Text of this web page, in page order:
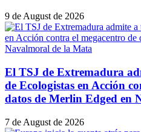
9 de August de 2026
El TSJ de Extremadura
de Ecologistas en Acción
datos de Merlin Edged en
7 de August de 2026